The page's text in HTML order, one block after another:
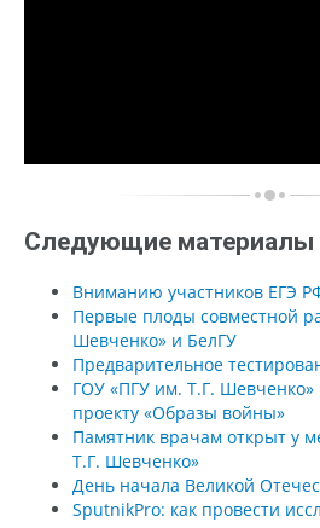
Следующие материалы
Вниманию участников ЕГЭ
Первые плоды совместной
Шевченко» и БелГУ
Предварительное
ГОУ «ПГУ им. Т.Г. Шевченко»
проекту «Образы войны»
Памятник врачам открыт у
Т.Г. Шевченко»
День начала Великой
SputnikPro: как провести